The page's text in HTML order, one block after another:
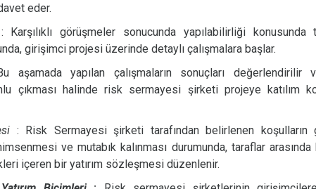
eder.
: Karşılıklı görüşmeler sonucunda yapılabilirliği konusunda
girişimci projesi üzerinde detaylı çalışmalara başlar.
aşamada yapılan çalışmaların sonuçları değerlendirilir
çıkması halinde risk sermayesi şirketi projeye katılım
: Risk Sermayesi şirketi tarafından belirlenen koşulların
ve mutabık kalınması durumunda, taraflar arasında
içeren bir yatırım sözleşmesi düzenlenir.